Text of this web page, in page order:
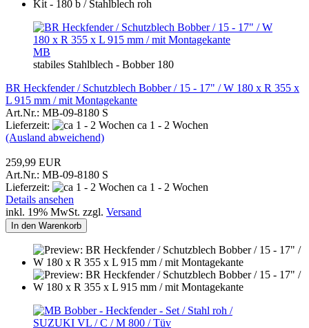
MB
stabiles Stahlblech - Bobber 180
BR Heckfender / Schutzblech Bobber / 15 - 17" / W 180 x R 355 x
L 915 mm / mit Montagekante
Art.Nr.: MB-09-8180 S
Lieferzeit:
ca 1 - 2 Wochen
(Ausland abweichend)
259,99 EUR
Art.Nr.: MB-09-8180 S
Lieferzeit:
ca 1 - 2 Wochen
Details ansehen
inkl. 19% MwSt. zzgl. Versand
In den Warenkorb